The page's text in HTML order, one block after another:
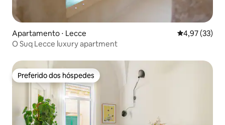
Apartamento ⋅ Lecce 4,97 de uma
4,97 (33)
O Suq Lecce luxury apartment
Preferido dos hóspedes
Preferido dos hóspedes